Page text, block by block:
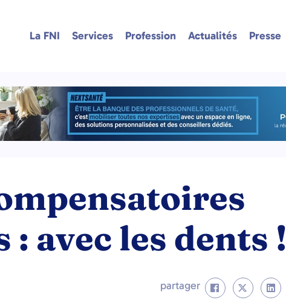
La FNI Services Profession Actualités Presse
avec les dents !
partager